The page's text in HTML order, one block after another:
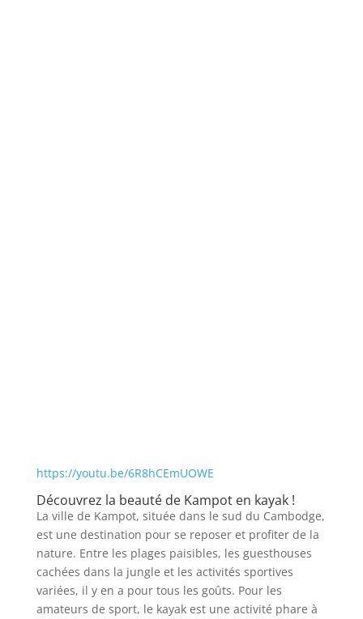
https://youtu.be/6R8hCEmUOWE
Découvrez la beauté de Kampot en kayak !
La ville de Kampot, située dans le sud du Cambodge,
est une destination pour se reposer et profiter de la
nature. Entre les plages paisibles, les guesthouses
cachées dans la jungle et les activités sportives
variées, il y en a pour tous les goûts. Pour les
amateurs de sport, le kayak est une activité phare à